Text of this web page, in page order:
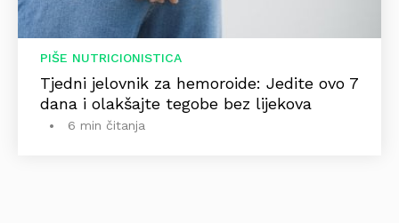
PIŠE NUTRICIONISTICA
Tjedni jelovnik za hemoroide: Jedite ovo 7
dana i olakšajte tegobe bez lijekova
6 min čitanja